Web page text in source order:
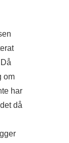
om
har
då